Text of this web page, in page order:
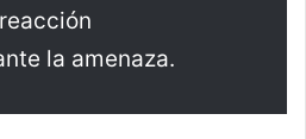
la amenaza.